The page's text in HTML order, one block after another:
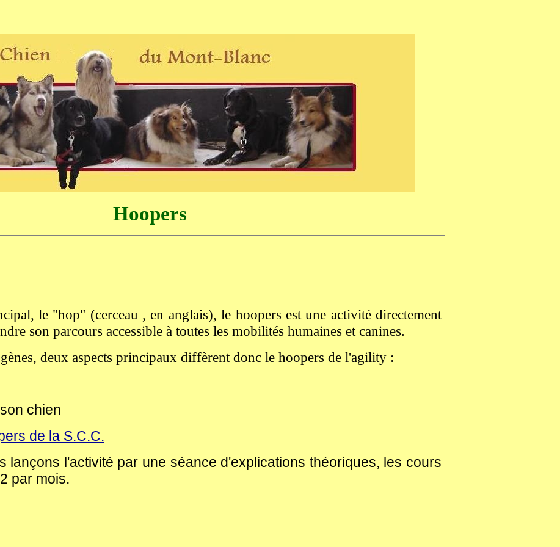
Hoopers
le "hop" (cerceau , en anglais), le hoopers est une activité directement
son parcours accessible à toutes les mobilités humaines et canines.
deux aspects principaux diffèrent donc le hoopers de l'agility :
chien
de la S.C.C.
lançons l'activité par une séance d'explications théoriques, les cours
par mois.